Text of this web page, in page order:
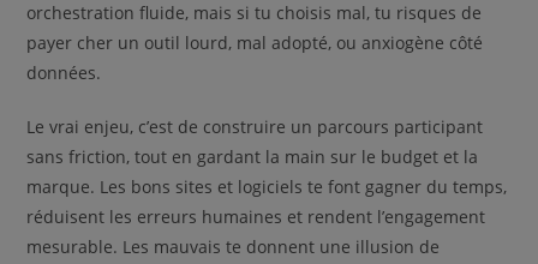
orchestration fluide, mais si tu choisis mal, tu risques de
payer cher un outil lourd, mal adopté, ou anxiogène côté
données.
Le vrai enjeu, c’est de construire un parcours participant
sans friction, tout en gardant la main sur le budget et la
marque. Les bons sites et logiciels te font gagner du temps,
réduisent les erreurs humaines et rendent l’engagement
mesurable. Les mauvais te donnent une illusion de